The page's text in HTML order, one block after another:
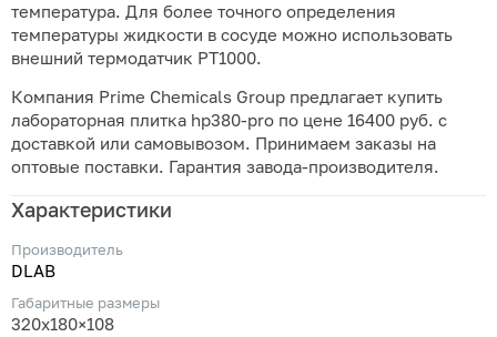
температура. Для более точного определения
температуры жидкости в сосуде можно использовать
внешний термодатчик PT1000.
Компания Prime Chemicals Group предлагает купить
лабораторная плитка hp380-pro по цене 16400 руб. с
доставкой или самовывозом. Принимаем заказы на
оптовые поставки. Гарантия завода-производителя.
Характеристики
Производитель
DLAB
Габаритные размеры
320x180×108